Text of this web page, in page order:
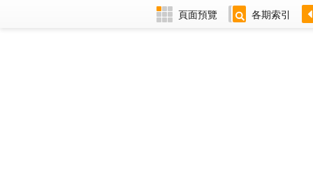
頁面預覽 各期索引